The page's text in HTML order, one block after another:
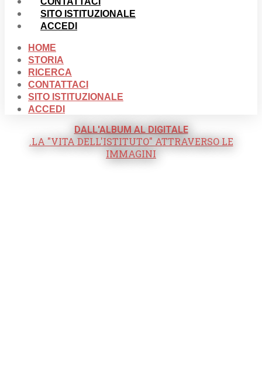
SITO ISTITUZIONALE
ACCEDI
HOME
STORIA
RICERCA
CONTATTACI
SITO ISTITUZIONALE
ACCEDI
DALL'ALBUM AL DIGITALE
.LA "VITA DELL'ISTITUTO" ATTRAVERSO LE
IMMAGINI